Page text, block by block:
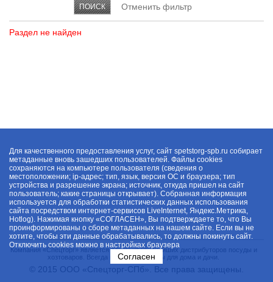
Раздел не найден
Компания «Спецторг» является одним из крупнейших дистрибуторов посуды и
хозтоваров. Всегда в наличии товары для дома и дачи.
© 2015 ООО «Спецторг-СПб». Все права защищены.
Для качественного предоставления услуг, сайт spetstorg-spb.ru собирает
метаданные вновь зашедших пользователей. Файлы cookies
сохраняются на компьютере пользователя (сведения о
местоположении; ip-адрес; тип, язык, версия ОС и браузера; тип
устройства и разрешение экрана; источник, откуда пришел на сайт
пользователь; какие страницы открывает). Собранная информация
используется для обработки статистических данных использования
сайта посредством интернет-сервисов LiveInternet, Яндекс.Метрика,
Hotlog). Нажимая кнопку «СОГЛАСЕН», Вы подтверждаете то, что Вы
проинформированы о сборе метаданных на нашем сайте. Если вы не
хотите, чтобы эти данные обрабатывались, то должны покинуть сайт.
Отключить cookies можно в настройках браузера
Согласен